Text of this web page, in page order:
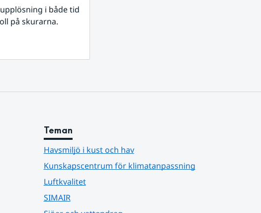
i både tid
på skurarna.
Teman
Havsmiljö i kust och hav
Kunskapscentrum för klimatanpassning
Luftkvalitet
SIMAIR